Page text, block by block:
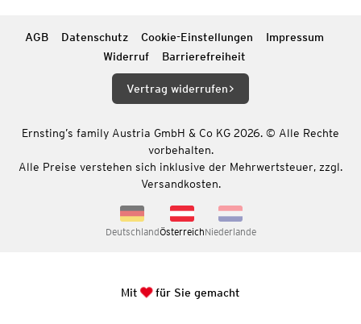
AGB Datenschutz Cookie-Einstellungen
Impressum
Widerruf
Barrierefreiheit
Vertrag widerrufen
Ernsting’s family Austria GmbH & Co KG 2026. © Alle Rechte
vorbehalten.
Alle Preise verstehen sich inklusive der Mehrwertsteuer, zzgl.
Versandkosten.
DeutschlandÖsterreichNiederlande
Mit für Sie gemacht